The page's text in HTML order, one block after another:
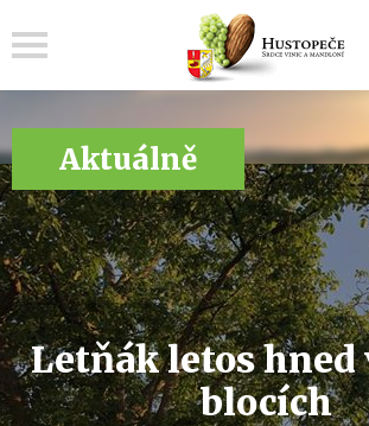
Aktuálně
Letňák letos hned
blocích